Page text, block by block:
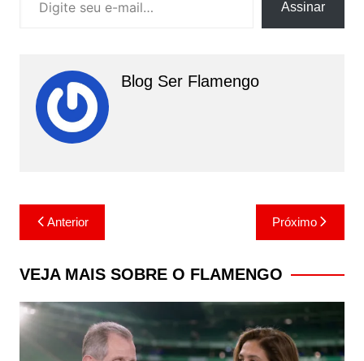
Assinar
Blog Ser Flamengo
Navegação
de
Post
Anterior Próximo
VEJA MAIS SOBRE O FLAMENGO